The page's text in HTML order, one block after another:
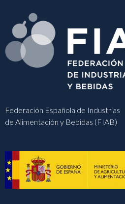
Federación Española de Industrias
de Alimentación y Bebidas (FIAB)